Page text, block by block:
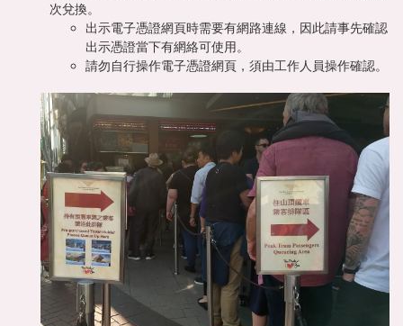
次兌換。
出示電子憑證網頁時需要有網路連線，因此請事先確認
出示憑證當下有網絡可使用。
請勿自行操作電子憑證網頁，須由工作人員操作確認。